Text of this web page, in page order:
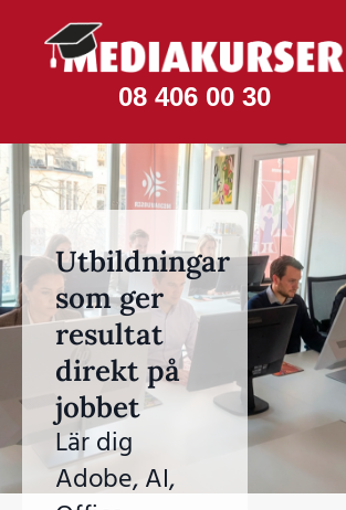
08 406 00 30
Utbildningar
som ger
resultat
direkt på
jobbet
Lär dig
Adobe, AI,